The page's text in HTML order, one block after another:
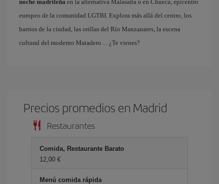
noche madrileña en la alternativa Malasaña o en Chueca, epicentro
europeo de la comunidad LGTBI. Explora más allá del centro, los
barrios de la ciudad, las orillas del Río Manzanares, la escena
cultural del moderno Matadero… ¿Te vienes?
Precios promedios en Madrid
Restaurantes
Comida, Restaurante Barato
12,00 €
Menú comida rápida